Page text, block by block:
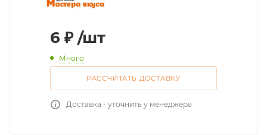
6 ₽ /шт
Много
РАССЧИТАТЬ ДОСТАВКУ
Доставка - уточнить у менеджера